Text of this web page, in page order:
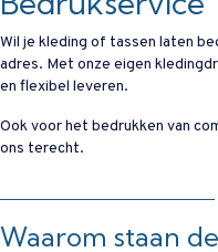
Wil je kleding of tassen laten
adres. Met onze eigen
en flexibel leveren.
Ook voor het bedrukken van
ons terecht.
Waarom staan